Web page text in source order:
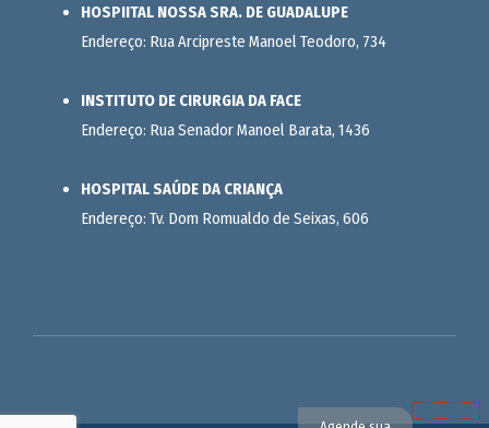
HOSPIITAL NOSSA SRA. DE GUADALUPE
Endereço: Rua Arcipreste Manoel Teodoro, 734
INSTITUTO DE CIRURGIA DA FACE
Endereço: Rua Senador Manoel Barata, 1436
HOSPITAL SAÚDE DA CRIANÇA
Endereço: Tv. Dom Romualdo de Seixas, 606